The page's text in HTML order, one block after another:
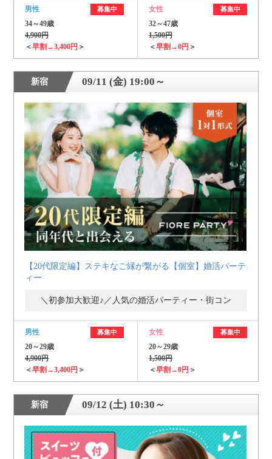
男性 募集中
34～49歳
4,900円
＜早割→3,400円 ＞
女性 募集中
32～47歳
1,500円
＜早割→0円 ＞
新宿 09/11 (金) 19:00～
【20代限定編】ステキなご縁が繋がる【個室】婚活パーテ
ィー
＼初参加大歓迎♪／人気の婚活パーティー・街コン
男性 募集中
20～29歳
4,900円
＜早割→3,400円 ＞
女性 募集中
20～29歳
1,500円
＜早割→0円 ＞
新宿 09/12 (土) 10:30～